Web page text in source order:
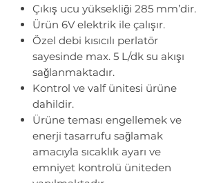
Çıkış ucu yüksekliği 285 mm’dir.
Ürün 6V elektrik ile çalışır.
Özel debi kısıcılı perlatör
sayesinde max. 5 L/dk su akışı
sağlanmaktadır.
Kontrol ve valf ünitesi ürüne
dahildir.
Ürüne teması engellemek ve
enerji tasarrufu sağlamak
amacıyla sıcaklık ayarı ve
emniyet kontrolü üniteden